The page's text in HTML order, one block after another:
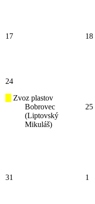
17 18
24
Zvoz plastov
Bobrovec
(Liptovský
Mikuláš)
25
31 1